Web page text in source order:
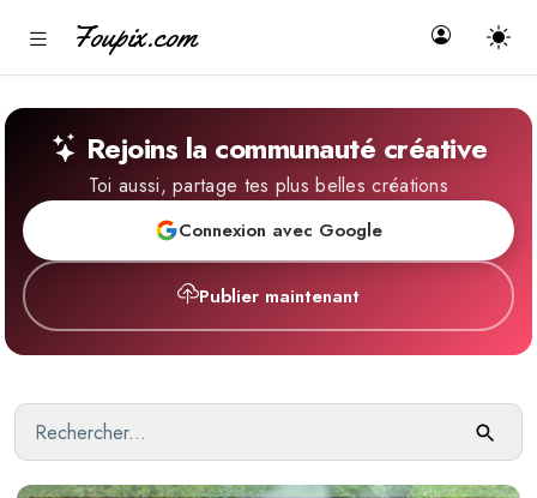
Foupix.com
Rejoins la communauté créative
Toi aussi, partage tes plus belles créations
Connexion avec Google
Publier maintenant